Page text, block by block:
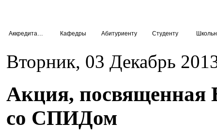
Кафедры Абитуриенту Студенту
Вторник, 03 Декабрь
Акция, посвященная
со СПИДом